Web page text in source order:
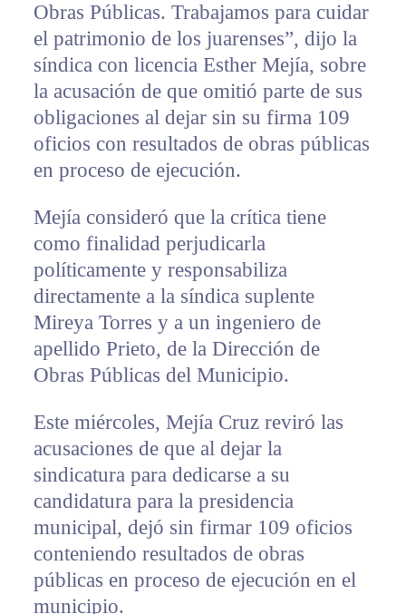
Obras Públicas. Trabajamos para cuidar
el patrimonio de los juarenses”, dijo la
síndica con licencia Esther Mejía, sobre
la acusación de que omitió parte de sus
obligaciones al dejar sin su firma 109
oficios con resultados de obras públicas
en proceso de ejecución.
Mejía consideró que la crítica tiene
como finalidad perjudicarla
políticamente y responsabiliza
directamente a la síndica suplente
Mireya Torres y a un ingeniero de
apellido Prieto, de la Dirección de
Obras Públicas del Municipio.
Este miércoles, Mejía Cruz reviró las
acusaciones de que al dejar la
sindicatura para dedicarse a su
candidatura para la presidencia
municipal, dejó sin firmar 109 oficios
conteniendo resultados de obras
públicas en proceso de ejecución en el
municipio.